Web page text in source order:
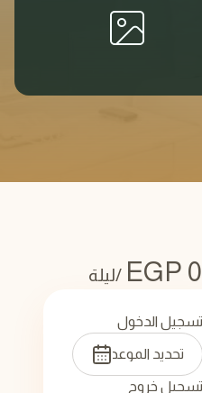
0
EGP /ليلة
تسجيل الدخول
تسجيل خروج